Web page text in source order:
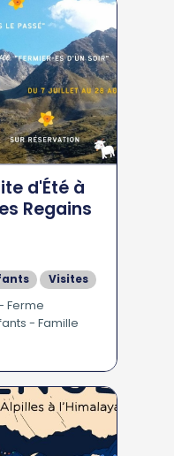
d'Été à
Regains
Visites
Ferme
- Famille